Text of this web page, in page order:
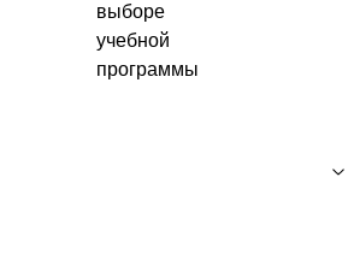
Бесплатно
Посмотреть →
выборе
учебной
программы